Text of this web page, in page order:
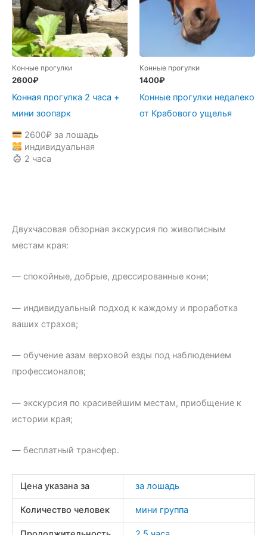
Конные прогулки
2600₽
Конная прогулка 2 часа +
мини зоопарк
2600₽за лошадь
индивидуальная
2 часа
Конные прогулки
1400₽
Конные прогулки недалеко
от Крабового ущелья
Двухчасовая обзорная экскурсия по живописным
местам края:
— спокойные, добрые, дрессированные кони;
— индивидуальный подход к каждому и проработка
ваших страхов;
— обучение азам верховой езды под наблюдением
профессионалов;
— экскурсия по красивейшим местам, приобщение к
истории края;
— бесплатный трансфер.
Цена указана за за лошадь
Количество человек мини группа